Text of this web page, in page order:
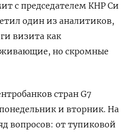
с председателем КНР Си
один из аналитиков,
визита как
но скромные
стран G7
и вторник. На
вопросов: от тупиковой